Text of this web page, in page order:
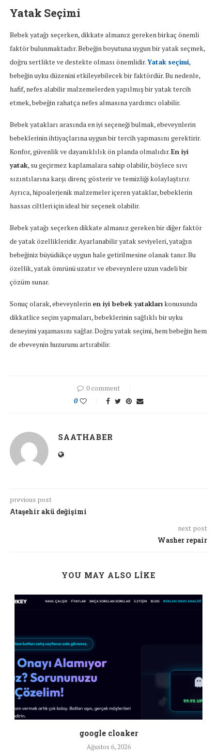
Yatak Seçimi
Bebek yatağı seçerken, dikkate almanız gereken birkaç önemli
faktör bulunmaktadır. Bebeğin boyutuna uygun bir yatak seçmek,
doğru sertlikte ve destekte olması önemlidir.Yatak seçimi,
bebeğin uyku düzenini etkileyebilecek bir faktördür. Bu nedenle,
hafif, nefes alabilir malzemelerden yapılmış bir yatak tercih
etmek, bebeğin rahatça nefes almasına yardımcı olabilir.
Bebek yatakları arasında en iyi seçeneği bulmak, ebeveynlerin
bebeklerinin ihtiyaçlarına uygun bir tercih yapmasını gerektirir.
Konfor, güvenlik ve dayanıklılık ön planda olmalıdır.En iyi
yatak, su geçirmez kaplamalara sahip olabilir, böylece sıvı
sızıntılarına karşı direnç gösterir ve temizliği kolaylaştırır.
Ayrıca, hipoalerjenik malzemeler içeren yataklar, bebeklerin
hassas ciltleri için ideal bir seçenek olabilir.
Bebek yatağı seçerken dikkate almanız gereken bir diğer faktör
de yatak özellikleridir. Ayarlanabilir yatak seviyeleri, yatağın
bebeğiniz büyüdükçe uygun hale getirilmesine olanak tanır. Bu
özellik, yatak ömrünü uzatır ve ebeveynlere uzun vadeli bir
çözüm sunar.
Sonuç olarak, ebeveynlerin en iyi bebek yataklarıkonusunda
dikkatlice seçim yapmaları, bebeklerinin sağlıklı bir uyku
deneyimi yaşamasını sağlar. Doğru yatak seçimi, hem bebeğin hem
de ebeveynin huzurunu artırabilir.
0 comment
0
SAATHABER
previous post
Ataşehir akü değişimi
next post
Washer repair
YOU MAY ALSO LIKE
google cloaker
Ağustos 6, 2026